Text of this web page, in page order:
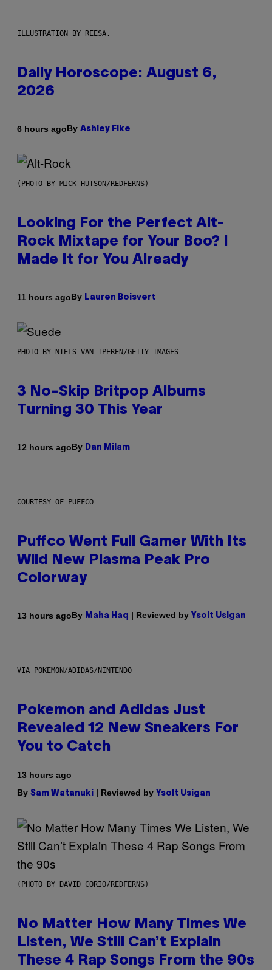
ILLUSTRATION BY REESA.
Daily Horoscope: August 6,
2026
6 hours agoBy Ashley Fike
(PHOTO BY MICK HUTSON/REDFERNS)
Looking For the Perfect Alt-
Rock Mixtape for Your Boo? I
Made It for You Already
11 hours agoBy Lauren Boisvert
PHOTO BY NIELS VAN IPEREN/GETTY IMAGES
3 No-Skip Britpop Albums
Turning 30 This Year
12 hours agoBy Dan Milam
COURTESY OF PUFFCO
Puffco Went Full Gamer With Its
Wild New Plasma Peak Pro
Colorway
13 hours agoBy Maha Haq | Reviewed by Ysolt Usigan
VIA POKEMON/ADIDAS/NINTENDO
Pokemon and Adidas Just
Revealed 12 New Sneakers For
You to Catch
13 hours ago
By Sam Watanuki | Reviewed by Ysolt Usigan
(PHOTO BY DAVID CORIO/REDFERNS)
No Matter How Many Times We
Listen, We Still Can’t Explain
These 4 Rap Songs From the 90s